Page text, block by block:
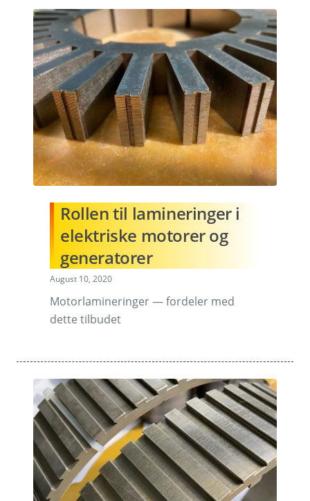
Rollen til lamineringer i
elektriske motorer og
generatorer
August 10, 2020
Motorlamineringer — fordeler med
dette tilbudet